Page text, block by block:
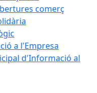
comerç
a l'Empresa
d'Informació al